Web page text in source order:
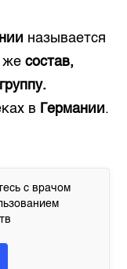
называется
же состав,
в Германии.
с врачом